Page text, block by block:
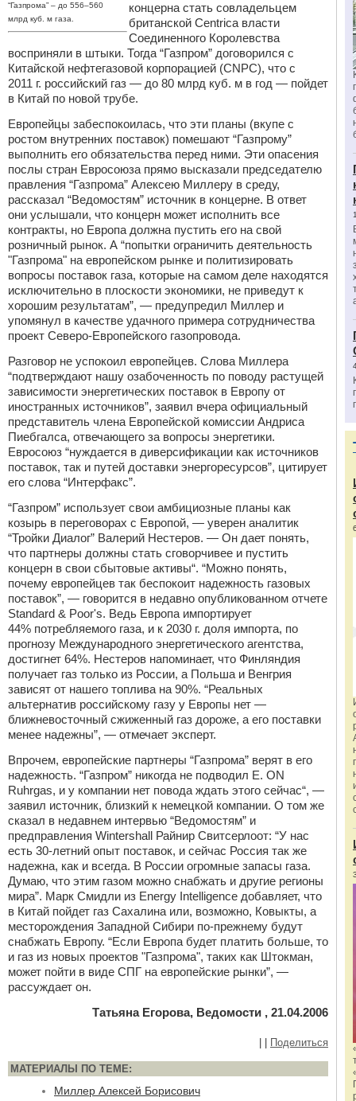
“Газпрома” – до 556–560
млрд куб. м газа.
концерна стать совладельцем
британской Centrica власти
Соединенного Королевства
восприняли в штыки. Тогда “Газпром” договорился с
Китайской нефтегазовой корпорацией (CNPC), что с
2011 г. российский газ — до 80 млрд куб. м в год — пойдет
в Китай по новой трубе.
Европейцы забеспокоилась, что эти планы (вкупе с
ростом внутренних поставок) помешают “Газпрому”
выполнить его обязательства перед ними. Эти опасения
послы стран Евросоюза прямо высказали председателю
правления “Газпрома” Алексею Миллеру в среду,
рассказал “Ведомостям” источник в концерне. В ответ
они услышали, что концерн может исполнить все
контракты, но Европа должна пустить его на свой
розничный рынок. А “попытки ограничить деятельность
"Газпрома" на европейском рынке и политизировать
вопросы поставок газа, которые на самом деле находятся
исключительно в плоскости экономики, не приведут к
хорошим результатам”, — предупредил Миллер и
упомянул в качестве удачного примера сотрудничества
проект Северо-Европейского газопровода.
Разговор не успокоил европейцев. Слова Миллера
“подтверждают нашу озабоченность по поводу растущей
зависимости энергетических поставок в Европу от
иностранных источников”, заявил вчера официальный
представитель члена Европейской комиссии Андриса
Пиебгалса, отвечающего за вопросы энергетики.
Евросоюз “нуждается в диверсификации как источников
поставок, так и путей доставки энергоресурсов”, цитирует
его слова “Интерфакс”.
“Газпром” использует свои амбициозные планы как
козырь в переговорах с Европой, — уверен аналитик
“Тройки Диалог” Валерий Нестеров. — Он дает понять,
что партнеры должны стать сговорчивее и пустить
концерн в свои сбытовые активы“. “Можно понять,
почему европейцев так беспокоит надежность газовых
поставок”, — говорится в недавно опубликованном отчете
Standard & Poor's. Ведь Европа импортирует
44% потребляемого газа, и к 2030 г. доля импорта, по
прогнозу Международного энергетического агентства,
достигнет 64%. Нестеров напоминает, что Финляндия
получает газ только из России, а Польша и Венгрия
зависят от нашего топлива на 90%. “Реальных
альтернатив российскому газу у Европы нет —
ближневосточный сжиженный газ дороже, а его поставки
менее надежны”, — отмечает эксперт.
Впрочем, европейские партнеры “Газпрома” верят в его
надежность. “Газпром” никогда не подводил E. ON
Ruhrgas, и у компании нет повода ждать этого сейчас“, —
заявил источник, близкий к немецкой компании. О том же
сказал в недавнем интервью “Ведомостям” и
предправления Wintershall Райнир Свитсерлоот: “У нас
есть 30-летний опыт поставок, и сейчас Россия так же
надежна, как и всегда. В России огромные запасы газа.
Думаю, что этим газом можно снабжать и другие регионы
мира”. Марк Смидли из Energy Intelligence добавляет, что
в Китай пойдет газ Сахалина или, возможно, Ковыкты, а
месторождения Западной Сибири по-прежнему будут
снабжать Европу. “Если Европа будет платить больше, то
и газ из новых проектов "Газпрома", таких как Штокман,
может пойти в виде СПГ на европейские рынки”, —
рассуждает он.
Татьяна Егорова, Ведомости , 21.04.2006
Поделиться
МАТЕРИАЛЫ ПО ТЕМЕ:
Миллер Алексей Борисович